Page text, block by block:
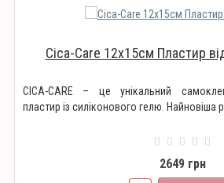
Cica-Care 12х15см Пластир
CICA-CARE – це унікальний
пластир із силіконового гелю. Найновіша
2649 грн